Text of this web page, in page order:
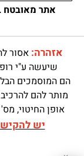
אתר מאובטח SSL
אזהרה: אסור
שיעשה ע"י
הם המוסמכים
מותר להם
אופן החיטוי,
יש